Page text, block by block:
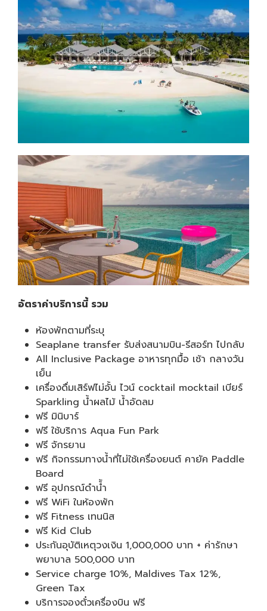
อัตราค่าบริการนี้ รวม
ห้องพักตามที่ระบุ
Seaplane transfer รับส่งสนามบิน-รีสอร์ท ไปกลับ
All Inclusive Package อาหารทุกมื้อ เช้า กลางวัน
เย็น
เครื่องดื่มเสิร์ฟไม่อั้น ไวน์ cocktail mocktail เบียร์
Sparkling น้ำผลไม้ น้ำอัดลม
ฟรี มินิบาร์
ฟรี ใช้บริการ Aqua Fun Park
ฟรี จักรยาน
ฟรี กิจกรรมทางน้ำที่ไม่ใช้เครื่องยนต์ คายัค Paddle
Board
ฟรี อุปกรณ์ดำน้้ำ
ฟรี WiFi ในห้องพัก
ฟรี Fitness เทนนิส
ฟรี Kid Club
ประกันอุบัติเหตุวงเงิน 1,000,000 บาท + ค่ารักษา
พยาบาล 500,000 บาท
Service charge 10%, Maldives Tax 12%,
Green Tax
บริการจองตั๋วเครื่องบิน ฟรี